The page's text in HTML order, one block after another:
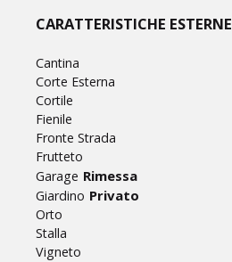
CARATTERISTICHE ESTERNE
Cantina
Corte Esterna
Cortile
Fienile
Fronte Strada
Frutteto
Garage Rimessa
Giardino Privato
Orto
Stalla
Vigneto